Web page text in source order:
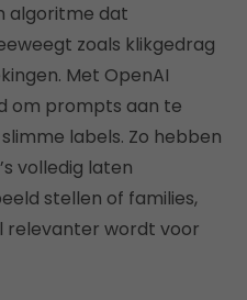
algoritme dat
zoals klikgedrag
Met OpenAI
om prompts aan te
labels. Zo hebben
volledig laten
stellen of families,
relevanter wordt voor